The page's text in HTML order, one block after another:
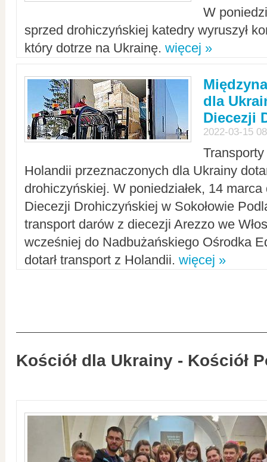
W
sprzed drohiczyńskiej katedry wyruszył
który dotrze na Ukrainę. więcej »
dla
Diecezji
2022-03-15
Holandii przeznaczonych dla Ukrainy
drohiczyńskiej. W poniedziałek, 14
Diecezji Drohiczyńskiej w Sokołowie
transport darów z diecezji Arezzo we
wcześniej do Nadbużańskiego Ośrodka
dotarł transport z Holandii. więcej »
Kościół dla Ukrainy - Kościół